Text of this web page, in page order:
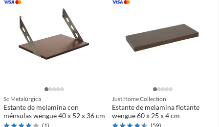
Sc Metalúrgica
Estante de melamina con
ménsulas wengue 40 x 52 x 36 cm
(1)
Just Home Collection
Estante de melamina flotante
wengue 60 x 25 x 4 cm
(59)